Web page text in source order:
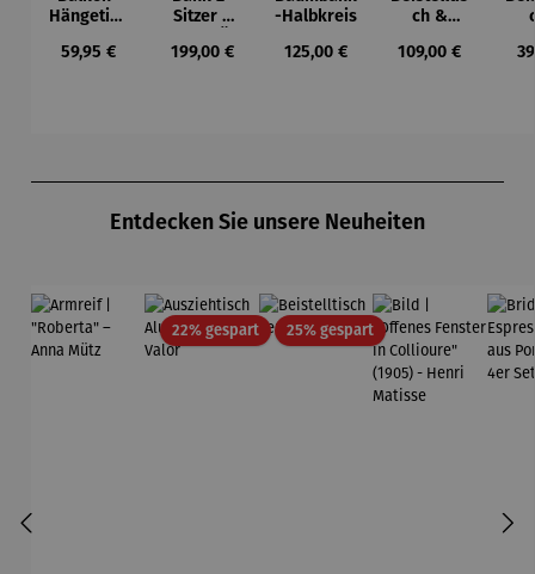
Hängetisc
BERKELEY
Regulärer Preis:
59,95 €
Sitzer –
Regulärer Preis:
199,00 €
-Halbkreis
Regulärer Preis:
125,00 €
ch &
Teakholz –
Regulärer Preis:
109,00 €
Entdecken Sie unsere Neuheiten
22% gespartRabatt25% gespartRabatt